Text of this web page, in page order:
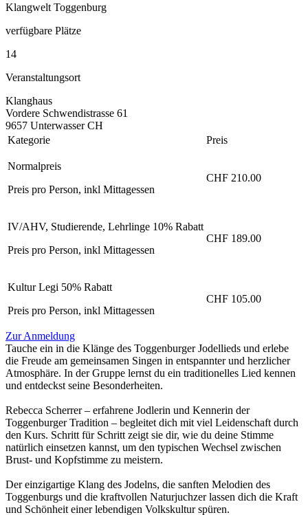
Klangwelt Toggenburg
verfügbare Plätze
14
Veranstaltungsort
Klanghaus
Vordere Schwendistrasse 61
9657 Unterwasser CH
Kategorie
Preis
Normalpreis
Preis pro Person, inkl Mittagessen
CHF 210.00
IV/AHV, Studierende, Lehrlinge 10% Rabatt
Preis pro Person, inkl Mittagessen
CHF 189.00
Kultur Legi 50% Rabatt
Preis pro Person, inkl Mittagessen
CHF 105.00
Zur Anmeldung
Tauche ein in die Klänge des Toggenburger Jodellieds und erlebe
die Freude am gemeinsamen Singen in entspannter und herzlicher
Atmosphäre. In der Gruppe lernst du ein traditionelles Lied kennen
und entdeckst seine Besonderheiten.
Rebecca Scherrer – erfahrene Jodlerin und Kennerin der
Toggenburger Tradition – begleitet dich mit viel Leidenschaft durch
den Kurs. Schritt für Schritt zeigt sie dir, wie du deine Stimme
natürlich einsetzen kannst, um den typischen Wechsel zwischen
Brust- und Kopfstimme zu meistern.
Der einzigartige Klang des Jodelns, die sanften Melodien des
Toggenburgs und die kraftvollen Naturjuchzer lassen dich die Kraft
und Schönheit einer lebendigen Volkskultur spüren.